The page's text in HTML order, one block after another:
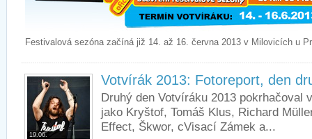
Festivalová sezóna začíná již 14. až 16. června 2013 v Milovicích u
19.06.
Votvírák 2013: Fotoreport, den
Druhý den Votvíráku 2013 pokrhačoval
jako Kryštof, Tomáš Klus, Richard
Effect, Škwor, cVisací Zámek a...